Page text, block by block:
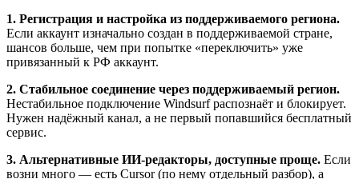
1. Регистрация и настройка из поддерживаемого региона.
Если аккаунт изначально создан в поддерживаемой стране,
шансов больше, чем при попытке «переключить» уже
привязанный к РФ аккаунт.
2. Стабильное соединение через поддерживаемый регион.
Нестабильное подключение Windsurfраспознаёт и блокирует.
Нужен надёжный канал, а не первый попавшийся бесплатный
сервис.
3. Альтернативные ИИ-редакторы, доступные проще. Если
возни много — есть Cursor (по нему отдельный разбор), а